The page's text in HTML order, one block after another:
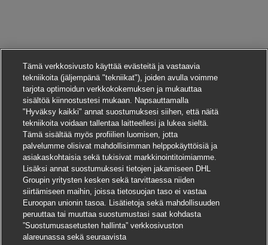
Hae tätä työpaikkaa
Tämä verkkosivusto käyttää evästeitä ja vastaavia
tekniikoita (jäljempänä "tekniikat"), joiden avulla voimme
tarjota optimoidun verkkokokemuksen ja mukauttaa
sisältöä kiinnostustesi mukaan. Napsauttamalla
"Hyväksy kaikki" annat suostumuksesi siihen, että näitä
tekniikoita voidaan tallentaa laitteellesi ja lukea sieltä.
Tämä sisältää myös profiilien luomisen, jotta
palvelumme olisivat mahdollisimman helppokäyttöisiä ja
asiakaskohtaisia sekä tukisivat markkinointitoimiamme.
Lisäksi annat suostumuksesi tietojen jakamiseen DHL
Groupin yritysten kesken sekä tarvittaessa niiden
siirtämiseen maihin, joissa tietosuojan taso ei vastaa
Euroopan unionin tasoa. Lisätietoja sekä mahdollisuuden
peruuttaa tai muuttaa suostumustasi saat kohdasta
”Suostumusasetusten hallinta” verkkosivuston
alareunassa sekä seuraavista